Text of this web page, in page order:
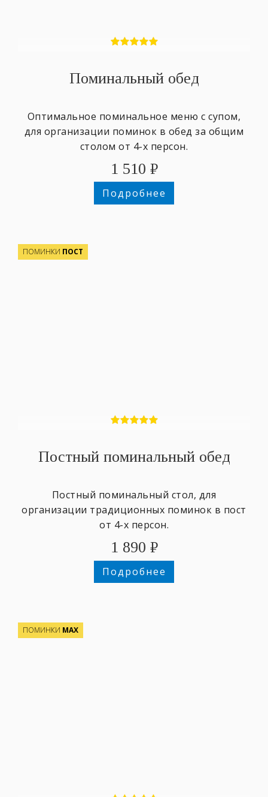
Поминальный обед
Оптимальное поминальное меню с супом,
для организации поминок в обед за общим
столом от 4-х персон.
1 510 ₽
Подробнее
ПОМИНКИ ПОСТ
Постный поминальный обед
Постный поминальный стол, для
организации традиционных поминок в пост
от 4-х персон.
1 890 ₽
Подробнее
ПОМИНКИ МАХ